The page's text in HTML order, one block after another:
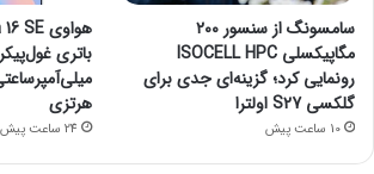
سامسونگ از سنسور ۲۰۰
مگاپیکسلی ISOCELL HPC
رونمایی کرد؛ گزینه‌ای جدی برای
گلکسی S27 اولترا
10 ساعت پیش
هرتزی
24 ساعت پیش